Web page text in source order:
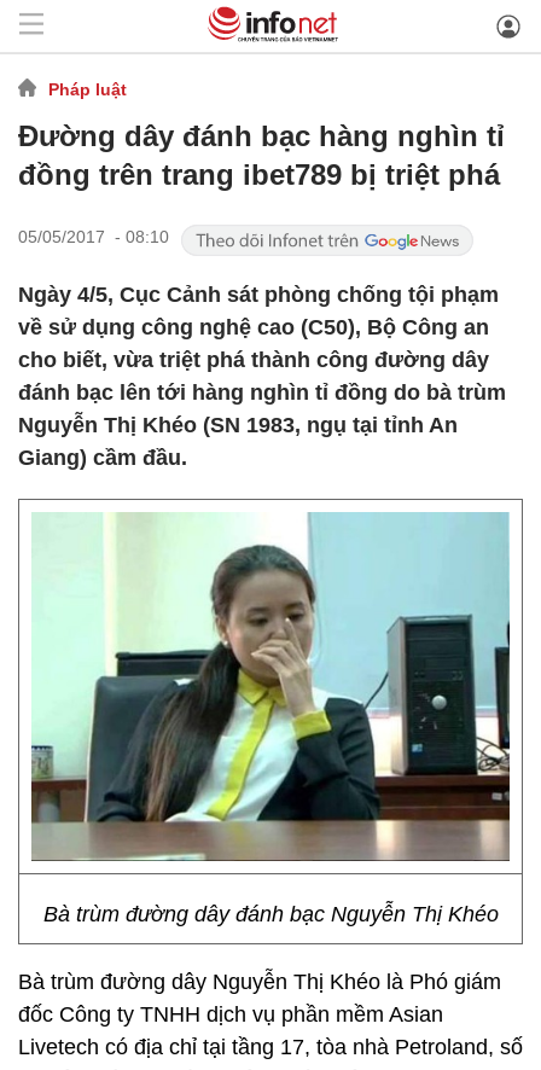
Pháp luật
Đường dây đánh bạc hàng nghìn tỉ
đồng trên trang ibet789 bị triệt phá
05/05/2017 - 08:10
Ngày 4/5, Cục Cảnh sát phòng chống tội phạm
về sử dụng công nghệ cao (C50), Bộ Công an
cho biết, vừa triệt phá thành công đường dây
đánh bạc lên tới hàng nghìn tỉ đồng do bà trùm
Nguyễn Thị Khéo (SN 1983, ngụ tại tỉnh An
Giang) cầm đầu.
Bà trùm đường dây đánh bạc Nguyễn Thị Khéo
Bà trùm đường dây Nguyễn Thị Khéo là Phó giám
đốc Công ty TNHH dịch vụ phần mềm Asian
Livetech có địa chỉ tại tầng 17, tòa nhà Petroland, số